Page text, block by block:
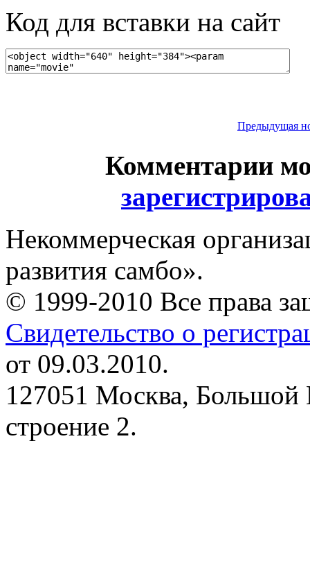
Код для вставки на сайт
Предыдущая
Комментарии
Некоммерческая
развития самбо».
© 1999-2010 Все права
Свидетельство о
от 09.03.2010.
127051 Москва, Большой
строение 2.